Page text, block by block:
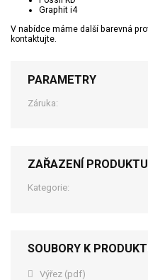
Graphit i4
V nabídce máme další barevná
kontaktujte.
PARAMETRY
Záruka:
ZAŘAZENÍ PRODUKTU
Kategorie:
SOUBORY K
Výřez (pdf)